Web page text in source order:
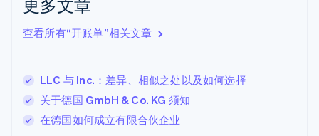
更多文章
查看所有“开账单”相关文章
LLC 与 Inc.：差异、相似之处以及如何选择
关于德国 GmbH & Co. KG 须知
在德国如何成立有限合伙企业
English
English
卢森堡
罗马尼亚
English